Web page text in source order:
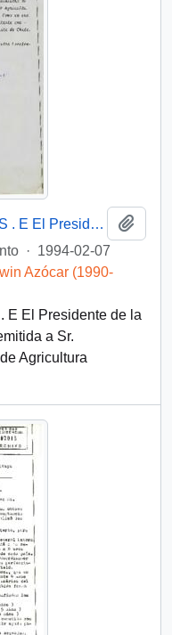
[ Carta: petición de audiencia a S . E El Presidente de la República, de Pedro H. Díaz ]
· 1994-02-07
Azócar (1990-
E El Presidente de la
a Sr.
Agricultura